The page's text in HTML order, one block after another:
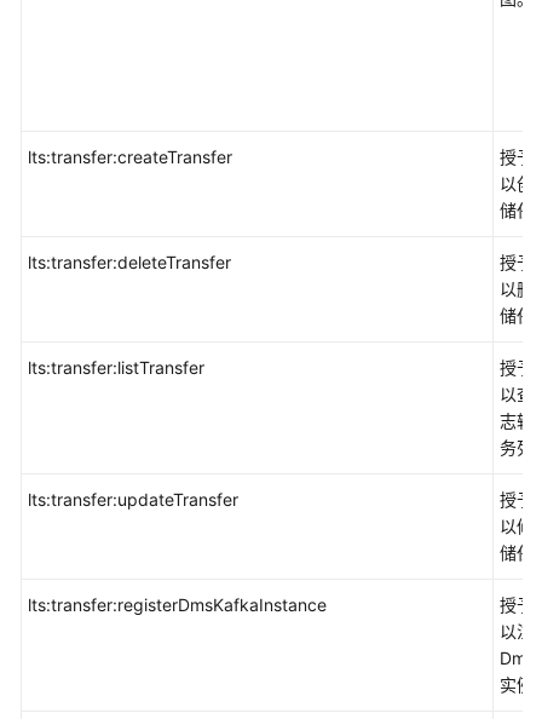
迁
用
文
lts:transfer:createTransfer
授予
以创
储任
lts:transfer:deleteTransfer
授予
以删
储任
lts:transfer:listTransfer
授予
以查
志转
务列
lts:transfer:updateTransfer
授予
以修
储任
lts:transfer:registerDmsKafkaInstance
授予
以注
实例